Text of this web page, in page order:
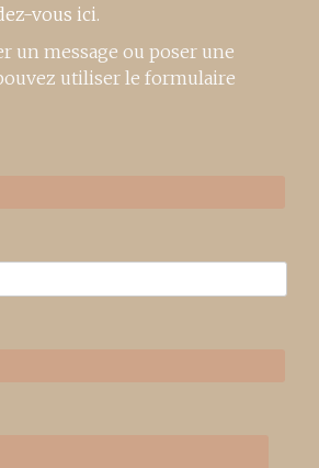
vous ici.
un message ou poser une
utiliser le formulaire